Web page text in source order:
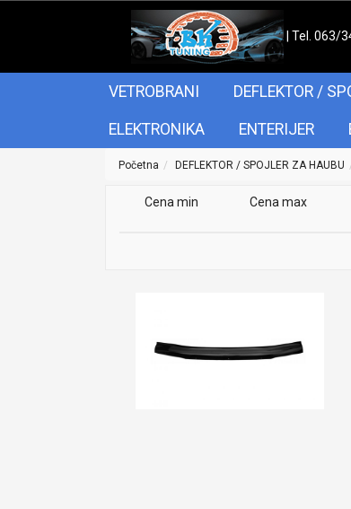
| Tel. 063/
VETROBRANI DEFLEKTOR /
ELEKTRONIKA ENTERIJER
Početna DEFLEKTOR / SPOJLER ZA HAUBU
Cena min Cena max